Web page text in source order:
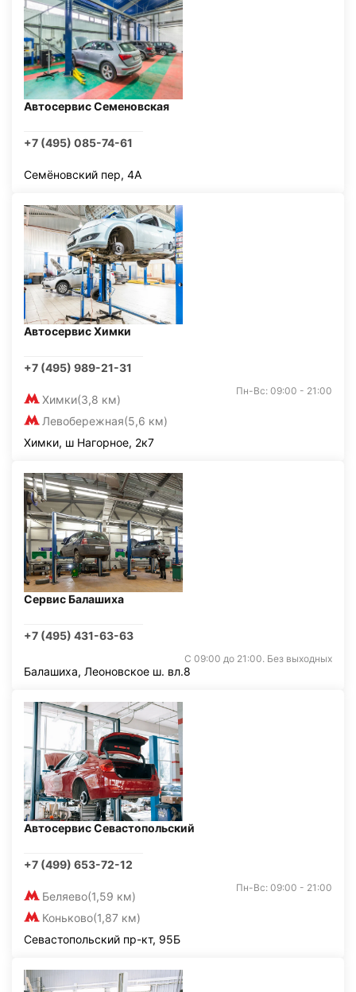
Автосервис Семеновская
+7 (495) 085-74-61
Семёновский пер, 4А
Автосервис Химки
+7 (495) 989-21-31
Химки(3,8 км)
Левобережная(5,6 км)
Пн-Вс: 09:00 - 21:00
Химки, ш Нагорное, 2к7
Сервис Балашиха
+7 (495) 431-63-63
С 09:00 до 21:00. Без выходных
Балашиха, Леоновское ш. вл.8
Автосервис Севастопольский
+7 (499) 653-72-12
Беляево(1,59 км)
Коньково(1,87 км)
Пн-Вс: 09:00 - 21:00
Севастопольский пр-кт, 95Б